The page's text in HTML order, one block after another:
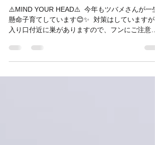
MATからのお願いです🥺🤲
⚠️MIND YOUR HEAD⚠️ ⁡ 今年もツバメさんが一生
入り口付近に巣がありますので、フンにご注意下
さいませ🙇‍♀️🙇‍♂️ ⁡ ご協力頂けますと幸いです☘️ ⁡...